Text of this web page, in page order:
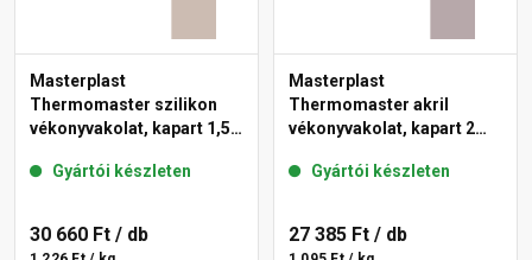
Masterplast
Thermomaster szilikon
vékonyvakolat, kapart 1,5
Gyártói készleten
30 660 Ft / db
Masterplast
Thermomaster akril
vékonyvakolat, kapart 2
Gyártói készleten
27 385 Ft / db